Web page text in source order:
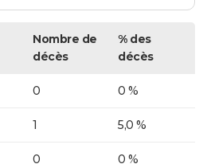
Nombre de
décès
% des
décès
0 0 %
1 5,0 %
0 0 %